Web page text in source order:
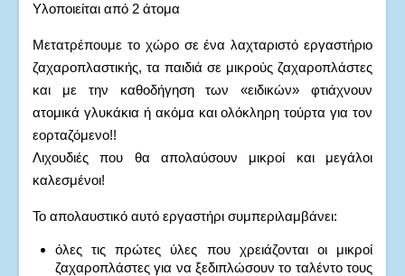
Υλοποιείται από 2 άτομα
Μετατρέπουμε το χώρο σε ένα λαχταριστό εργαστήριο
ζαχαροπλαστικής, τα παιδιά σε μικρούς ζαχαροπλάστες
και με την καθοδήγηση των «ειδικών» φτιάχνουν
ατομικά γλυκάκια ή ακόμα και ολόκληρη τούρτα για τον
εορταζόμενο!!
Λιχουδιές που θα απολαύσουν μικροί και μεγάλοι
καλεσμένοι!
Το απολαυστικό αυτό εργαστήρι συμπεριλαμβάνει:
όλες τις πρώτες ύλες που χρειάζονται οι μικροί
ζαχαροπλάστες για να ξεδιπλώσουν το ταλέντο τους